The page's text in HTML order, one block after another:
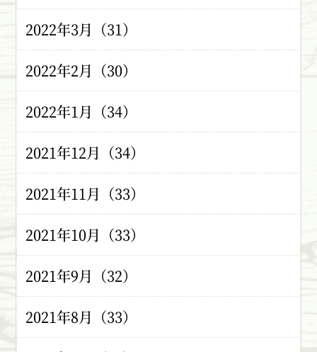
2022年3月（31）
2022年2月（30）
2022年1月（34）
2021年12月（34）
2021年11月（33）
2021年10月（33）
2021年9月（32）
2021年8月（33）